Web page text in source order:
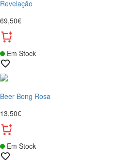
Revelação
69,50€
Em Stock
Beer Bong Rosa
13,50€
Em Stock